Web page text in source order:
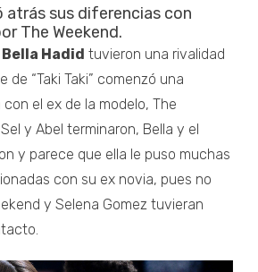
atrás sus diferencias con
The Weekend.
Hadid tuvieron una rivalidad
“Taki Taki” comenzó una
el ex de la modelo, The
y Abel terminaron, Bella y el
y parece que ella le puso muchas
con su ex novia, pues no
y Selena Gomez tuvieran